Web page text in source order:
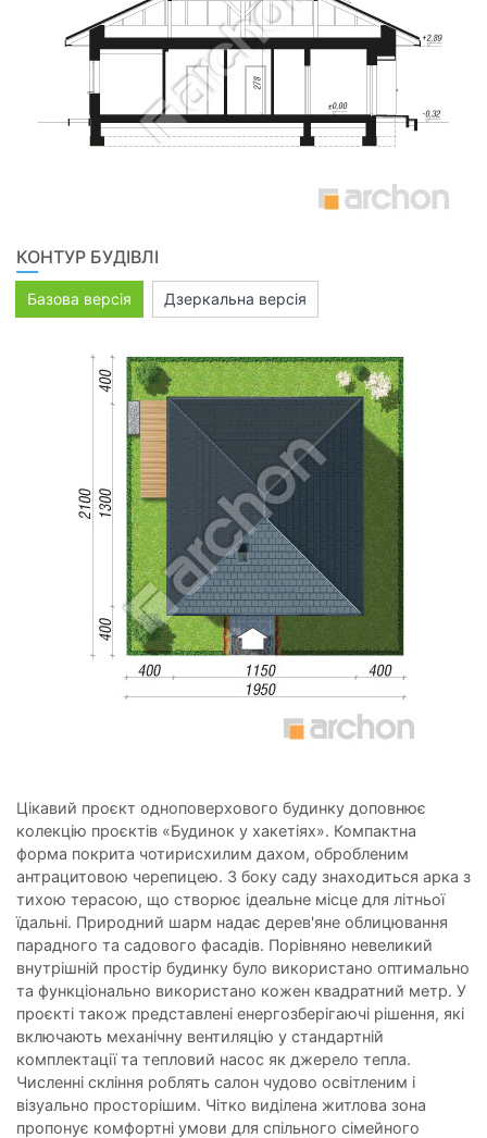
КОНТУР БУДІВЛІ
Базова версія Дзеркальна версія
Цікавий проєкт одноповерхового будинку доповнює
колекцію проєктів «Будинок у хакетіях». Компактна
форма покрита чотирисхилим дахом, обробленим
антрацитовою черепицею. З боку саду знаходиться арка з
тихою терасою, що створює ідеальне місце для літньої
їдальні. Природний шарм надає дерев'яне облицювання
парадного та садового фасадів. Порівняно невеликий
внутрішній простір будинку було використано оптимально
та функціонально використано кожен квадратний метр. У
проєкті також представлені енергозберігаючі рішення, які
включають механічну вентиляцію у стандартній
комплектації та тепловий насос як джерело тепла.
Численні скління роблять салон чудово освітленим і
візуально просторішим. Чітко виділена житлова зона
пропонує комфортні умови для спільного сімейного